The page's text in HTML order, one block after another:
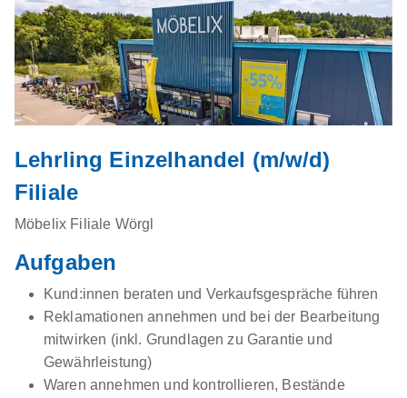
Lehrling Einzelhandel (m/w/d)
Filiale
Möbelix Filiale Wörgl
Aufgaben
Kund:innen beraten und Verkaufsgespräche führen
Reklamationen annehmen und bei der Bearbeitung
mitwirken (inkl. Grundlagen zu Garantie und
Gewährleistung)
Waren annehmen und kontrollieren, Bestände